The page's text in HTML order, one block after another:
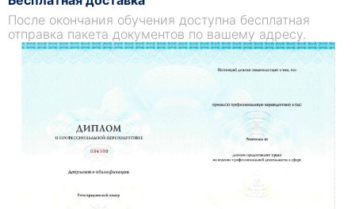
После окончания обучения доступна бесплатная
отправка пакета документов по вашему адресу.